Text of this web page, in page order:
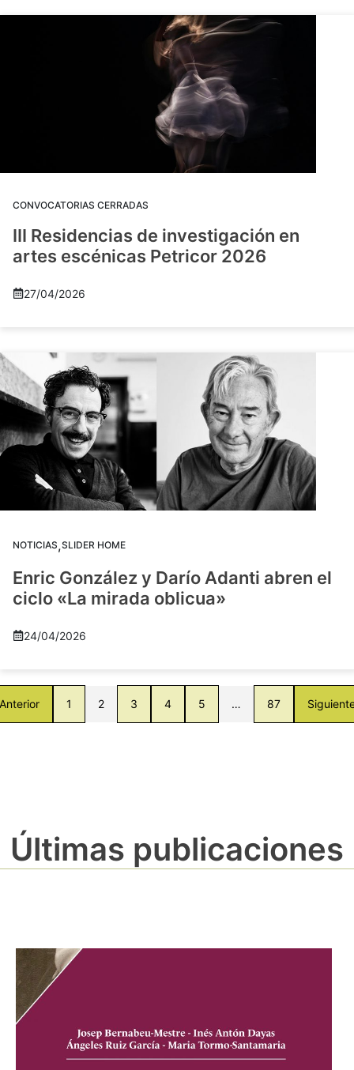
CONVOCATORIAS CERRADAS
III Residencias de investigación en
artes escénicas Petricor 2026
27/04/2026
NOTICIAS,SLIDER HOME
Enric González y Darío Adanti abren el
ciclo «La mirada oblicua»
24/04/2026
1 2 3 4 5 … 87
Últimas publicaciones